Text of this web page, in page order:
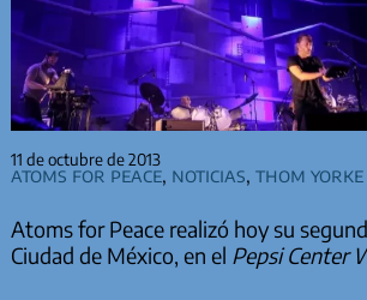
11 de octubre de 2013
Atoms for Peace, Noticias, Thom Yorke
Atoms for Peace realizó hoy su
Ciudad de México, en el Pepsi Center